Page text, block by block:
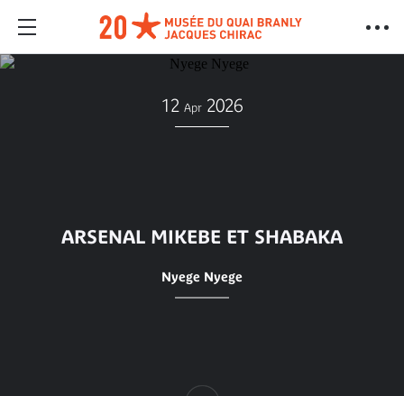
12 Apr 2026
ARSENAL MIKEBE ET SHABAKA
Nyege Nyege